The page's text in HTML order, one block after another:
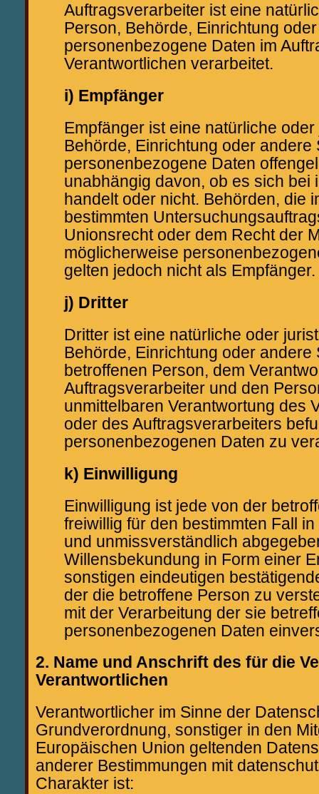
Auftragsverarbeiter ist eine
Person, Behörde, Einrichtung
personenbezogene Daten im
Verantwortlichen verarbeitet.
i) Empfänger
Empfänger ist eine natürliche
Behörde, Einrichtung oder andere
personenbezogene Daten
unabhängig davon, ob es sich bei
handelt oder nicht. Behörden, die
bestimmten
Unionsrecht oder dem Recht der
möglicherweise
gelten jedoch nicht als Empfänger.
j) Dritter
Dritter ist eine natürliche oder
Behörde, Einrichtung oder andere
betroffenen Person, dem
Auftragsverarbeiter und den
unmittelbaren Verantwortung des
oder des Auftragsverarbeiters
personenbezogenen Daten zu
k) Einwilligung
Einwilligung ist jede von der
freiwillig für den bestimmten Fall
und unmissverständlich
Willensbekundung in Form einer
sonstigen eindeutigen
der die betroffene Person zu
mit der Verarbeitung der sie
personenbezogenen Daten
2. Name und Anschrift des für die
Verantwortlichen
Verantwortlicher im Sinne der
Grundverordnung, sonstiger in den
Europäischen Union geltenden
anderer Bestimmungen mit
Charakter ist: